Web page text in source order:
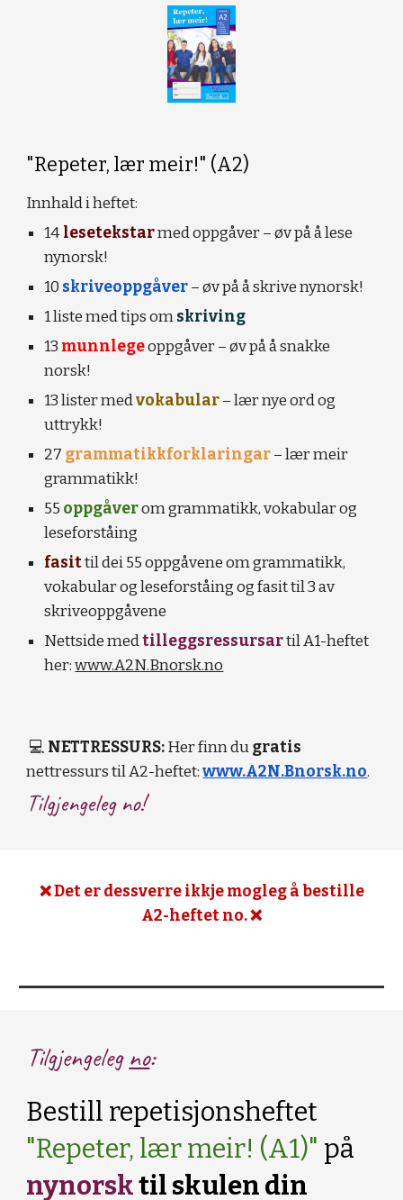
"Repeter, lær meir!" (A2)
Innhald i heftet:
14lesetekstarmed oppgåver – øv på å lese
nynorsk!
10 skriveoppgåver– øv på å skrive nynorsk!
1 liste med tips omskriving
13 munnlegeoppgåver – øv på å snakke
norsk!
13 lister medvokabular– lær nye ord og
uttrykk!
27 grammatikkforklaringar– lær meir
grammatikk!
55 oppgåverom grammatikk, vokabular og
leseforståing
fasittil dei 55 oppgåvene om grammatikk,
vokabular og leseforståing og fasit til 3 av
skriveoppgåvene
Nettside medtilleggsressursartil A1-heftet
her:www.A2N.Bnorsk.no
💻 NETTRESSURS:Her finn dugratis
nettressurs til A2-heftet:www.A2N.Bnorsk.no.
Tilgjengeleg no!
❌ Det er dessverre ikkje mogleg å bestille
A2-heftet no. ❌
Tilgjengelegno:
Bestill repetisjonsheftet
"Repeter, lær meir! (A1)" på
nynorsktil skulen din